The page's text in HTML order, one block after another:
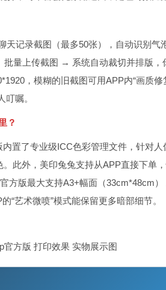
天记录截图（最多50张），自动识别气
量上传截图 → 系统自动裁切并排版，
，模糊的旧截图可用APP内“画质修
嘱。
？
内置了专业级ICC色彩管理文件，针对
此外，美印兔兔支持从APP直接下单
方版最大支持A3+幅面（33cm*48cm
“艺术微喷”模式能保留更多暗部细节。